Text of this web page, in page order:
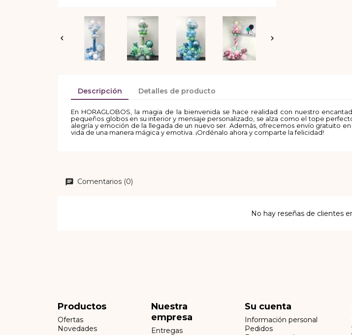
 
Descripción Detalles de producto
En HORAGLOBOS, la magia de la bienvenida se hace realidad con nuestro
pequeños globos en su interior y mensaje personalizado, se alza como el tope
alegría y emoción de la llegada de un nuevo ser. Además, ofrecemos envío gratuito
vida de una manera mágica y emotiva. ¡Ordénalo ahora y comparte la felicidad!
Comentarios (0)
No hay reseñas de clientes
Productos
Ofertas
Novedades
Nuestra
empresa
Entregas
Su cuenta
Información personal
Pedidos